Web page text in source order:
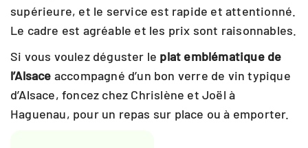
supérieure, et le service est rapide et attentionné.
Le cadre est agréable et les prix sont raisonnables.
Si vous voulez déguster le plat emblématique de
l’Alsace accompagné d’un bon verre de vin typique
d’Alsace, foncez chez Chrislène et Joël à
Haguenau, pour un repas sur place ou à emporter.